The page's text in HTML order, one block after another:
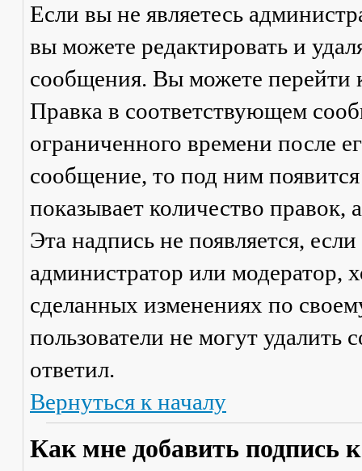
Если вы не являетесь
вы можете редактировать и
сообщения. Вы можете перейти
Правка в соответствующем
ограниченного времени после
сообщение, то под ним
показывает количество правок,
Эта надпись не появляется,
администратор или модератор,
сделанных изменениях по
пользователи не могут удалить
ответил.
Вернуться к началу
Как мне добавить подпись